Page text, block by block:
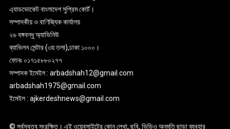
এ্যাডভোকেট বাংলাদেশ সুপ্রিম কোর্ট।
সম্পাদকীয় ও বাণিজ্যিক কার্যালয়
২৬ বঙ্গবন্ধু অ্যাভিনিউ
ব্যাভিলন সেন্টার (৩য় তলা),ঢাকা ১০০০।
ফোনঃ ০১৭১৫৮৮০২৭৭
সম্পাদক ইমেইল : arbadshah12@gmail.com
arbadshah1975@gmail.com
ইমেইল : ajkerdeshnews@gmail.com
© সর্বস্বত্ব সংরক্ষিত। এই ওয়েবসাইটের কোন লেখা, ছবি, ভিডিও অনুমতি ছাড়া ব্যবহার